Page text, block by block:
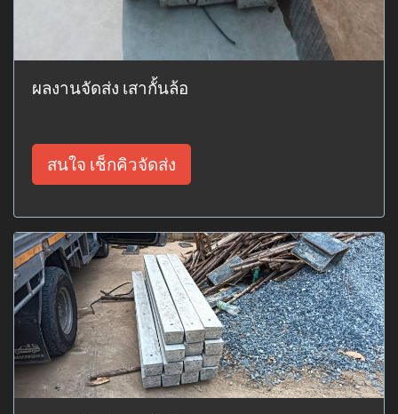
ผลงานจัดส่ง เสากั้นล้อ
สนใจ เช็กคิวจัดส่ง